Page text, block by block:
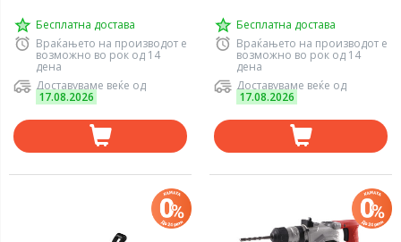
Бесплатна достава
Враќањето на производот е
возможно во рок од 14
дена
Доставуваме веќе од
17.08.2026
Бесплатна достава
Враќањето на производот е
возможно во рок од 14
дена
Доставуваме веќе од
17.08.2026